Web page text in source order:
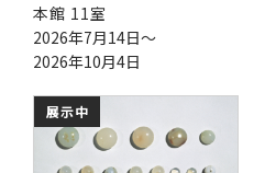
本館 11室
2026年7月14日～
2026年10月4日
展示中